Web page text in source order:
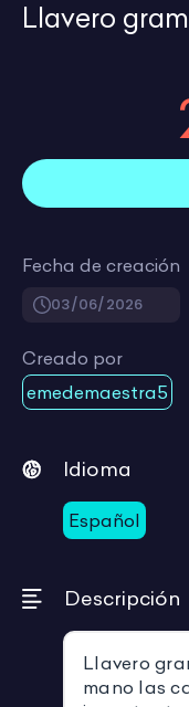
Llavero
Fecha de creación
03/06/2026
Creado por
emedemaestra5
Idioma
Español
Descripción
Llavero
mano las